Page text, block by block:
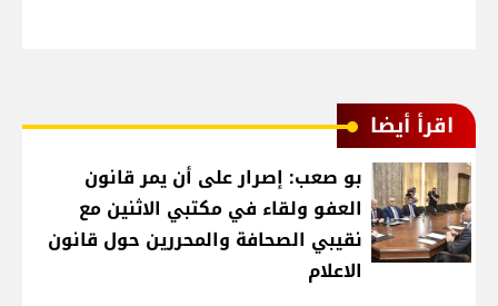
اقرأ أيضا
بو صعب: إصرار على أن يمر قانون
العفو ولقاء في مكتبي الاثنين مع
نقيبي الصحافة والمحررين حول قانون
الاعلام